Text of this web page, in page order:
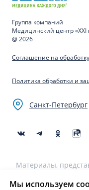
Группа компаний
Медицинский центр «XXI
@ 2026
Соглашение на
Политика обработки и
Санкт-Петербург
Материалы,
использованы для
Мы используем